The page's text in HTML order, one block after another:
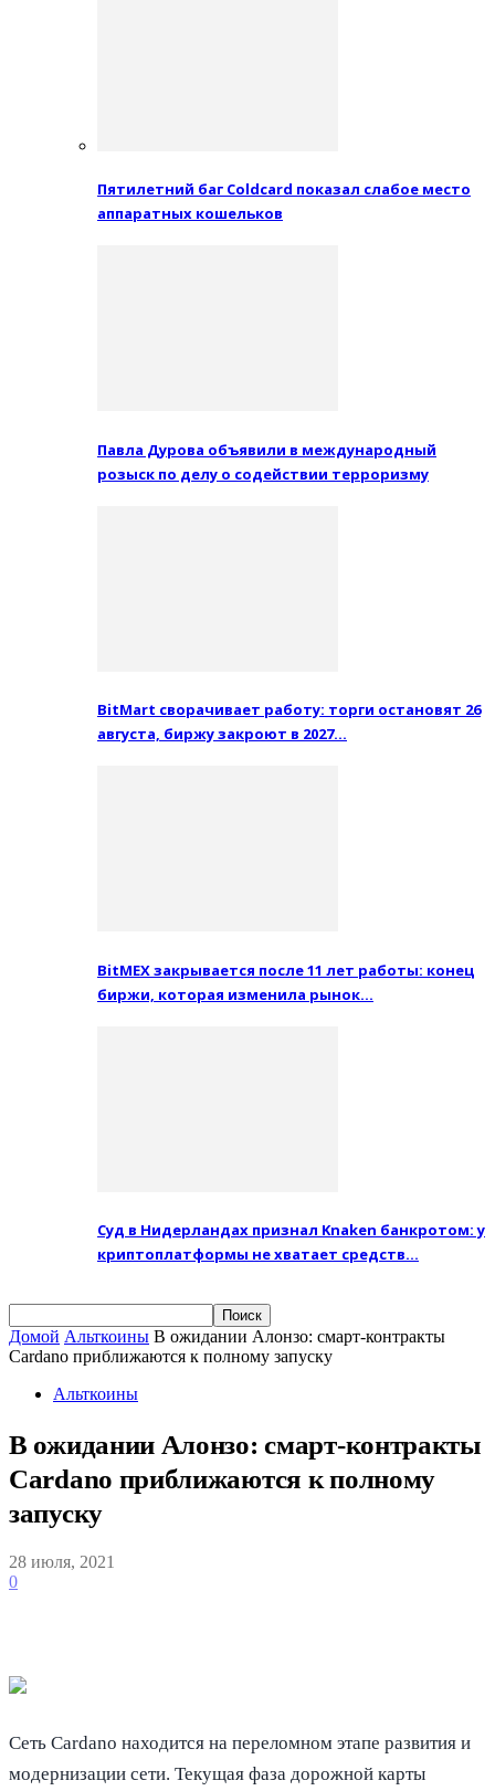
Пятилетний баг Coldcard показал слабое место
аппаратных кошельков
Павла Дурова объявили в международный
розыск по делу о содействии терроризму
BitMart сворачивает работу: торги остановят 26
августа, биржу закроют в 2027…
BitMEX закрывается после 11 лет работы: конец
биржи, которая изменила рынок…
Суд в Нидерландах признал Knaken банкротом: у
криптоплатформы не хватает средств…
Домой Альткоины В ожидании Алонзо: смарт-контракты
Cardano приближаются к полному запуску
Альткоины
В ожидании Алонзо: смарт-контракты
Cardano приближаются к полному
запуску
28 июля, 2021
0
Сеть Cardano находится на переломном этапе развития и
модернизации сети. Текущая фаза дорожной карты